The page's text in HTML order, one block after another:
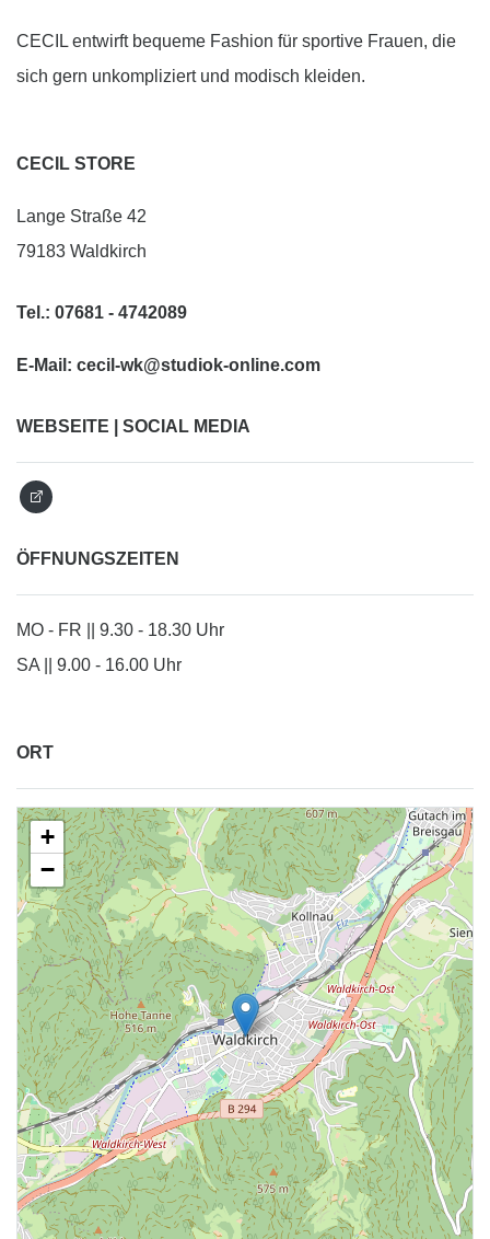
CECIL entwirft bequeme Fashion für sportive Frauen, die
sich gern unkompliziert und modisch kleiden.
CECIL STORE
Lange Straße 42
79183 Waldkirch
Tel.: 07681 - 4742089
E-Mail: cecil-wk@studiok-online.com
WEBSEITE | SOCIAL MEDIA
ÖFFNUNGSZEITEN
MO - FR || 9.30 - 18.30 Uhr
SA || 9.00 - 16.00 Uhr
ORT
+
−